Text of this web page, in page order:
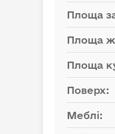
Площа
Площа
Площа
Поверх:
Меблі: